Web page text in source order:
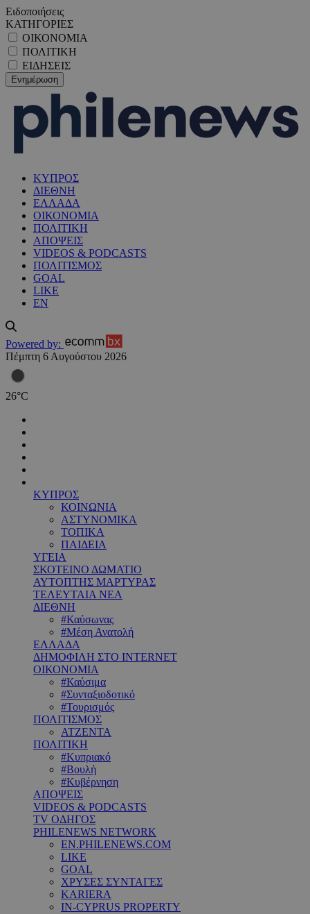
Ειδοποιήσεις
ΚΑΤΗΓΟΡΙΕΣ
ΟΙΚΟΝΟΜΙΑ
ΠΟΛΙΤΙΚΗ
ΕΙΔΗΣΕΙΣ
ΚΥΠΡΟΣ
ΔΙΕΘΝΗ
ΕΛΛΑΔΑ
ΟΙΚΟΝΟΜΙΑ
ΠΟΛΙΤΙΚΗ
ΑΠΟΨΕΙΣ
VIDEOS & PODCASTS
ΠΟΛΙΤΙΣΜΟΣ
GOAL
LIKE
EN
Powered by:
Πέμπτη 6 Αυγούστου 2026
26°C
ΚΥΠΡΟΣ
ΚΟΙΝΩΝΙΑ
ΑΣΤΥΝΟΜΙΚΑ
ΤΟΠΙΚΑ
ΠΑΙΔΕΙΑ
ΥΓΕΙΑ
ΣΚΟΤΕΙΝΟ ΔΩΜΑΤΙΟ
ΑΥΤΟΠΤΗΣ ΜΑΡΤΥΡΑΣ
ΤΕΛΕΥΤΑΙΑ ΝΕΑ
ΔΙΕΘΝΗ
#Καύσωνας
#Μέση Ανατολή
ΕΛΛΑΔΑ
ΔΗΜΟΦΙΛΗ ΣΤΟ INTERNET
ΟΙΚΟΝΟΜΙΑ
#Καύσιμα
#Συνταξιοδοτικό
#Τουρισμός
ΠΟΛΙΤΙΣΜΟΣ
ΑΤΖΕΝΤΑ
ΠΟΛΙΤΙΚΗ
#Κυπριακό
#Βουλή
#Κυβέρνηση
ΑΠΟΨΕΙΣ
VIDEOS & PODCASTS
TV ΟΔΗΓΟΣ
PHILENEWS NETWORK
EN.PHILENEWS.COM
LIKE
GOAL
ΧΡΥΣΕΣ ΣΥΝΤΑΓΕΣ
KARIERA
IN-CYPRUS PROPERTY